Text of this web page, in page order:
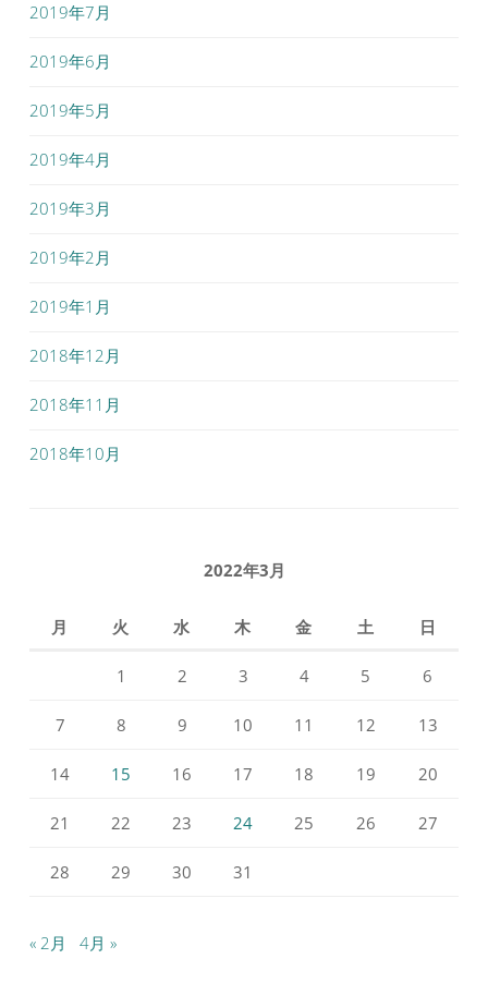
2019年7月
2019年6月
2019年5月
2019年4月
2019年3月
2019年2月
2019年1月
2018年12月
2018年11月
2018年10月
2022年3月
月 火 水 木 金 土 日
1 2 3 4 5 6
7 8 9 10 11 12 13
14 15 16 17 18 19 20
21 22 23 24 25 26 27
28 29 30 31
« 2月 4月 »